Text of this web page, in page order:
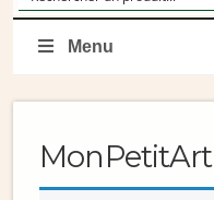
Menu
MonPetitArt